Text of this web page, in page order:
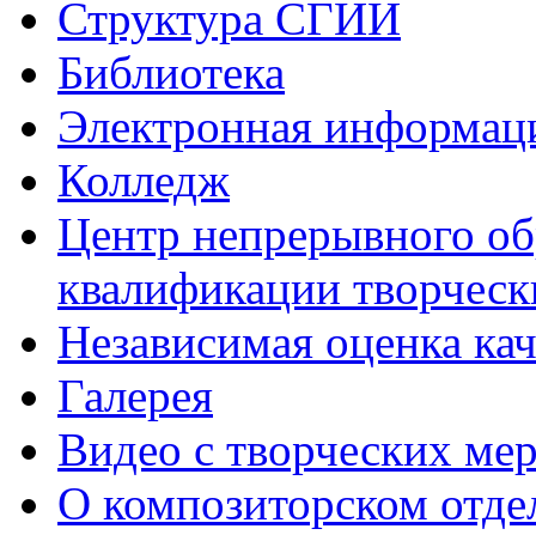
Структура СГИИ
Библиотека
Электронная
Колледж
Центр непрерывного
квалификации
Независимая оценка
Галерея
Видео с творческих
О композиторском